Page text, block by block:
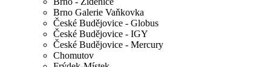
Brno Galerie Vaňkovka
České Budějovice - Globus
České Budějovice - IGY
České Budějovice - Mercury
Chomutov